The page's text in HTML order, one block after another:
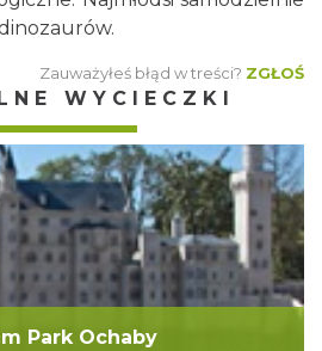
Zauważyłeś błąd w treści? ZGŁOŚ
WYCIECZKI
Park Ochaby